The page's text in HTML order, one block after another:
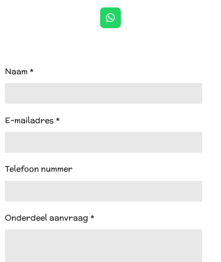
W
h
Naam *
E-mailadres *
Telefoon nummer
Onderdeel aanvraag *